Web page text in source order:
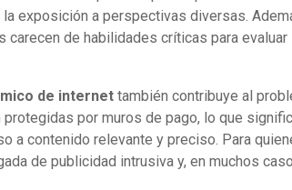
exposición a perspectivas diversas.
carecen de habilidades críticas para
de internet también contribuye al
por muros de pago, lo que
a contenido relevante y preciso. Para
de publicidad intrusiva y, en muchos